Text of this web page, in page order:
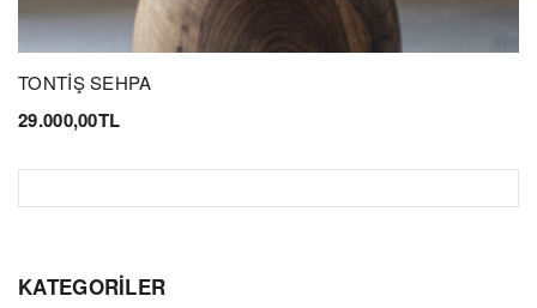
KATEGORİLER
TONTİŞ SEHPA
29.000,00TL